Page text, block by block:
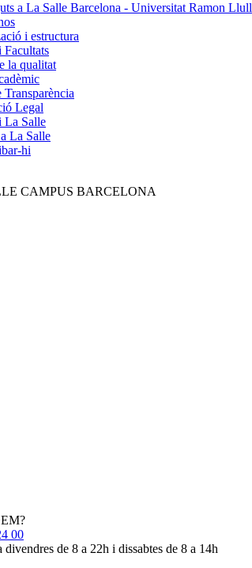
a La Salle Barcelona - Universitat Ramon Llull
i estructura
Facultats
la qualitat
Transparència
Legal
La Salle
La Salle
hi
CAMPUS BARCELONA
00
de 8 a 22h i dissabtes de 8 a 14h